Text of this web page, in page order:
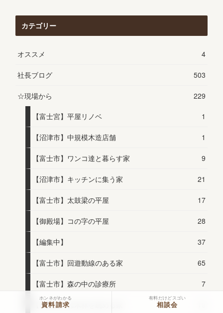
カテゴリー
オススメ 4
社長ブログ 503
☆現場から 229
【富士宮】平屋リノベ 1
【沼津市】中規模木造店舗 1
【富士市】ワンコ達と暮らす家 9
【沼津市】キッチンに集う家 21
【富士市】太鼓梁の平屋 17
【御殿場】コの字の平屋 28
【編集中】 37
【富士市】回遊動線のある家 65
【富士市】森の中の診療所 7
【富士宮】雑木林を眺める家
ホンネがわかる
資料請求
有料だけどスゴい
相談会